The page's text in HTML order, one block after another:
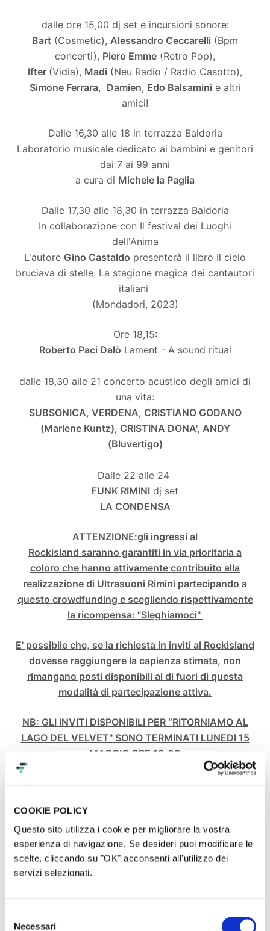
COOKIE POLICY
Questo sito utilizza i cookie per migliorare la vostra
esperienza di navigazione. Se desideri puoi modificare le
scelte, cliccando su "OK" acconsenti all'utilizzo dei
servizi selezionati.
delNecessari
dalle ore 15,00 dj set e incursioni sonore:
Bart (Cosmetic), Alessandro Ceccarelli (Bpm
concerti), Piero Emme (Retro Pop),
Ifter (Vidia), Madi (Neu Radio / Radio Casotto),
Simone Ferrara, Damien, Edo Balsamini e altri
amici!
Dalle 16,30 alle 18 in terrazza Baldoria
Laboratorio musicale dedicato ai bambini e genitori
dai 7 ai 99 anni
a cura di Michele la Paglia
Dalle 17,30 alle 18,30 in terrazza Baldoria
In collaborazione con Il festival dei Luoghi
dell'Anima
L'autore Gino Castaldo presenterà il libro Il cielo
bruciava di stelle. La stagione magica dei cantautori
italiani
(Mondadori, 2023)
Ore 18,15:
Roberto Paci Dalò Lament - A sound ritual
dalle 18,30 alle 21 concerto acustico degli amici di
una vita:
SUBSONICA, VERDENA, CRISTIANO GODANO
(Marlene Kuntz), CRISTINA DONA', ANDY
(Bluvertigo)
Dalle 22 alle 24
FUNK RIMINI dj set
LA CONDENSA
ATTENZIONE:gli ingressi al
Rockisland saranno garantiti in via prioritaria a
coloro che hanno attivamente contribuito alla
realizzazione di Ultrasuoni Rimini partecipando a
questo crowdfunding e scegliendo rispettivamente
la ricompensa: "Sleghiamoci"
E' possibile che, se la richiesta in inviti al Rockisland
dovesse raggiungere la capienza stimata, non
rimangano posti disponibili al di fuori di questa
modalità di partecipazione attiva.
NB: GLI INVITI DISPONIBILI PER “RITORNIAMO AL
LAGO DEL VELVET" SONO TERMINATI LUNEDI 15
MAGGIO ORE 10,00
DA QUEL MOMENTO NON E' ASSOLUTAMENTE
POI DI RICEVERE DEGLI INVITI. TUTTE LE
DONAZIONI SU CAMPO LIBERO SI INTENDONO
PRIVE DI RICOMPENSA E QUINDI NON DANNO
DIRITTO A NULLA TRANNE CHE AL PIACERE DI
CONTRIBUIRE ECONOMICAMENTE ALLA
NB: tutte le comunicazioni e le info relative a questi